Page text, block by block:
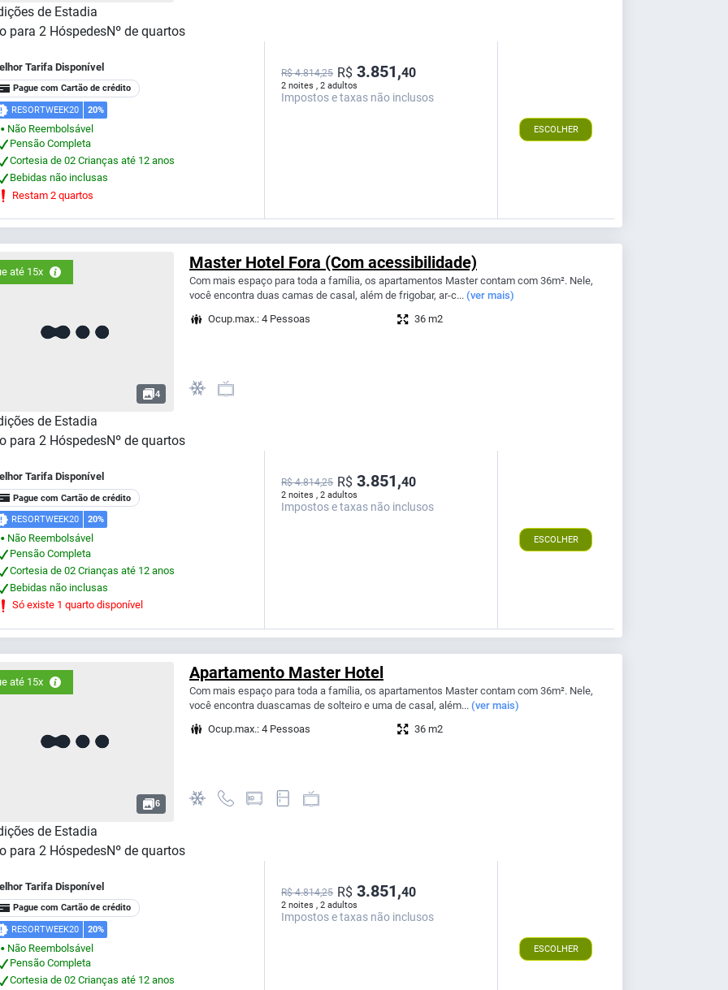
de Estadia
para 2 HóspedesNº de quartos
Tarifa Disponível
Pague com Cartão de crédito
RESORTWEEK20 20%
⬤
Não Reembolsável
Pensão Completa
Cortesia de 02 Crianças até 12 anos
Bebidas não inclusas
Restam 2 quartos
2 noites , 2 adultos
R$ 4.814,25 R$ 3.851,40
Impostos e taxas não inclusos
ESCOLHER
até 15x
4
Master Hotel Fora (Com acessibilidade)
Com mais espaço para toda a família, os apartamentos Master contam com 36m². Nele,
você encontra duas camas de casal, além de frigobar, ar-c... (ver mais)
Ocup.max.: 4 Pessoas
36 m2
de Estadia
para 2 HóspedesNº de quartos
Tarifa Disponível
Pague com Cartão de crédito
RESORTWEEK20 20%
⬤
Não Reembolsável
Pensão Completa
Cortesia de 02 Crianças até 12 anos
Bebidas não inclusas
Só existe 1 quarto disponível
2 noites , 2 adultos
R$ 4.814,25 R$ 3.851,40
Impostos e taxas não inclusos
ESCOLHER
até 15x
6
Apartamento Master Hotel
Com mais espaço para toda a família, os apartamentos Master contam com 36m². Nele,
você encontra duascamas de solteiro e uma de casal, além... (ver mais)
Ocup.max.: 4 Pessoas
36 m2
de Estadia
para 2 HóspedesNº de quartos
Tarifa Disponível
Pague com Cartão de crédito
RESORTWEEK20 20%
⬤
Não Reembolsável
Pensão Completa
Cortesia de 02 Crianças até 12 anos
2 noites , 2 adultos
R$ 4.814,25 R$ 3.851,40
Impostos e taxas não inclusos
ESCOLHER